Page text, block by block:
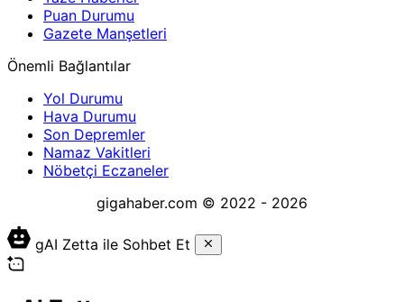
Puan Durumu
Gazete Manşetleri
Önemli Bağlantılar
Yol Durumu
Hava Durumu
Son Depremler
Namaz Vakitleri
Nöbetçi Eczaneler
gigahaber.com © 2022 - 2026
gAI Zetta ile Sohbet Et